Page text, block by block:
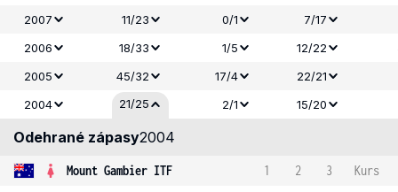
2007
11/23 0/1
7/17
2006
18/33 1/5 12/22
2005
45/32 17/4 22/21
2004
21/25 2/1 15/20
Odehrané zápasy2004
Mount Gambier ITF 1 2 3
Kurs